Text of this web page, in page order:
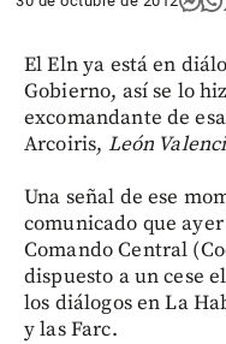
El Eln ya está en
Gobierno, así se lo
excomandante de
Arcoiris, León
Una señal de ese
comunicado que
Comando Central
dispuesto a un cese
los diálogos en La
y las Farc.